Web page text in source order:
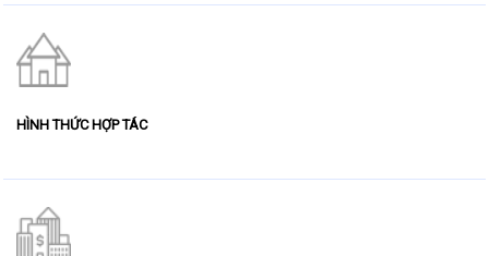
HÌNH THỨC HỢP TÁC